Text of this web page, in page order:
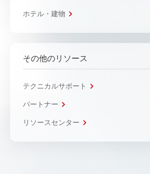
ホテル・建物
その他のリソース
テクニカルサポート
パートナー
リソースセンター